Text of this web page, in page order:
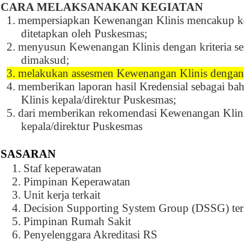
CARA MELAKSANAKAN KEGIATAN
1. mempersiapkan Kewenangan Klinis mencakup
ditetapkan oleh Puskesmas;
2. menyusun Kewenangan Klinis dengan kriteria
dimaksud;
3. melakukan assesmen Kewenangan Klinis
4. memberikan laporan hasil Kredensial sebagai
Klinis kepala/direktur Puskesmas;
5. dari memberikan rekomendasi Kewenangan
kepala/direktur Puskesmas
SASARAN
1. Staf keperawatan
2. Pimpinan Keperawatan
3. Unit kerja terkait
4. Decision Supporting System Group (DSSG)
5. Pimpinan Rumah Sakit
6. Penyelenggara Akreditasi RS